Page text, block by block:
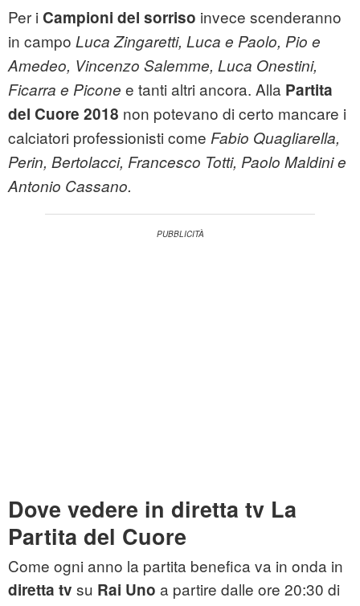
Per i Campioni del sorriso invece scenderanno
in campo Luca Zingaretti, Luca e Paolo, Pio e
Amedeo, Vincenzo Salemme, Luca Onestini,
Ficarra e Picone e tanti altri ancora. Alla Partita
del Cuore 2018 non potevano di certo mancare i
calciatori professionisti come Fabio Quagliarella,
Perin, Bertolacci, Francesco Totti, Paolo Maldini e
Antonio Cassano.
Dove vedere in diretta tv La
Partita del Cuore
Come ogni anno la partita benefica va in onda in
diretta tv su Rai Uno a partire dalle ore 20:30 di